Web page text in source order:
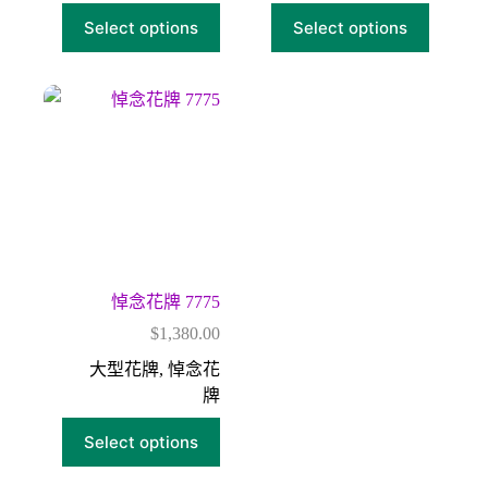
Select options Select options
悼念花牌 7775
$1,380.00
大型花牌, 悼念花
牌
Select options